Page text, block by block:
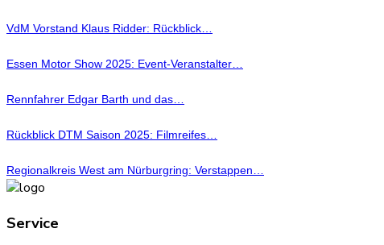
VdM Vorstand Klaus Ridder: Rückblick…
Essen Motor Show 2025: Event-Veranstalter…
Rennfahrer Edgar Barth und das…
Rückblick DTM Saison 2025: Filmreifes…
Regionalkreis West am Nürburgring: Verstappen…
Service